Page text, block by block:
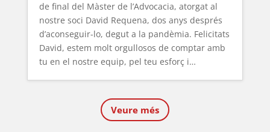
de final del Màster de l’Advocacia, atorgat al
nostre soci David Requena, dos anys després
d’aconseguir-lo, degut a la pandèmia. Felicitats
David, estem molt orgullosos de comptar amb
tu en el nostre equip, pel teu esforç i…
Veure més